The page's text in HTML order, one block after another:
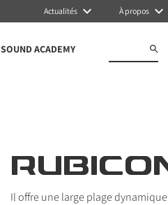
Actualités À propos
SOUND ACADEMY
Il offre une large plage